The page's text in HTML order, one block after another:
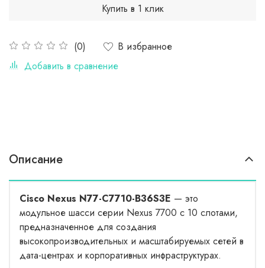
(0)
В избранное
Добавить в сравнение
Купить в 1 клик
Описание
Cisco Nexus N77-C7710-B36S3E — это
модульное шасси серии Nexus 7700 с 10 слотами,
предназначенное для создания
высокопроизводительных и масштабируемых сетей в
дата-центрах и корпоративных инфраструктурах.